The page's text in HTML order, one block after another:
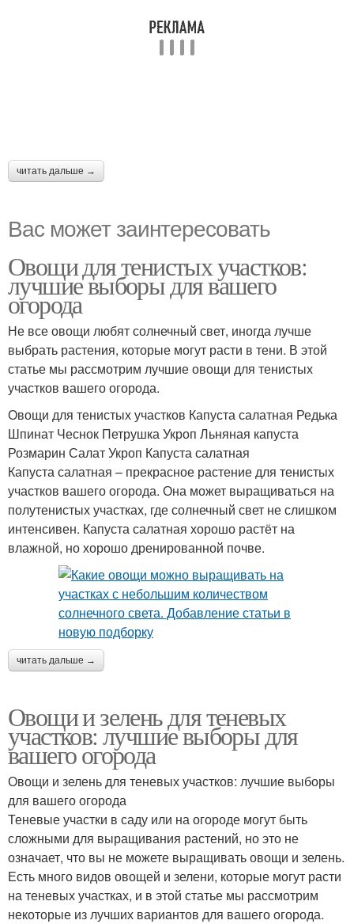
читать дальше →
Вас может заинтересовать
Овощи для тенистых участков:
лучшие выборы для вашего
огорода
Не все овощи любят солнечный свет, иногда лучше
выбрать растения, которые могут расти в тени. В этой
статье мы рассмотрим лучшие овощи для тенистых
участков вашего огорода.
Овощи для тенистых участков Капуста салатная Редька
Шпинат Чеснок Петрушка Укроп Льняная капуста
Розмарин Салат Укроп Капуста салатная
Капуста салатная – прекрасное растение для тенистых
участков вашего огорода. Она может выращиваться на
полутенистых участках, где солнечный свет не слишком
интенсивен. Капуста салатная хорошо растёт на
влажной, но хорошо дренированной почве.
читать дальше →
Овощи и зелень для теневых
участков: лучшие выборы для
вашего огорода
Овощи и зелень для теневых участков: лучшие выборы
для вашего огорода
Теневые участки в саду или на огороде могут быть
сложными для выращивания растений, но это не
означает, что вы не можете выращивать овощи и зелень.
Есть много видов овощей и зелени, которые могут расти
на теневых участках, и в этой статье мы рассмотрим
некоторые из лучших вариантов для вашего огорода.